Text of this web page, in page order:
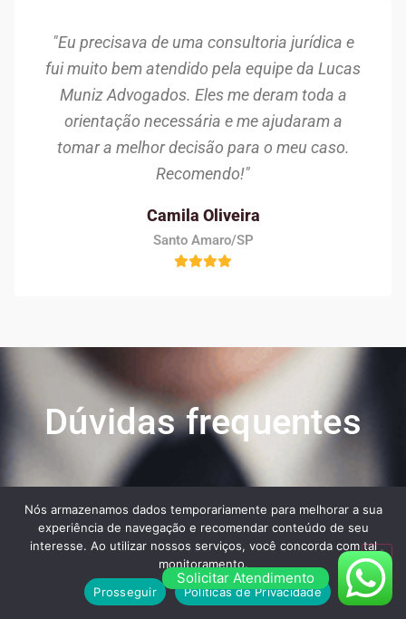
"Eu precisava de uma consultoria jurídica e
fui muito bem atendido pela equipe da Lucas
Muniz Advogados. Eles me deram toda a
orientação necessária e me ajudaram a
tomar a melhor decisão para o meu caso.
Recomendo!"
Camila Oliveira
Santo Amaro/SP
Dúvidas frequentes
clientes ao contratar os nossos serviços:
Solicitar Atendimento
Nós armazenamos dados temporariamente para melhorar a sua
experiência de navegação e recomendar conteúdo de seu
interesse. Ao utilizar nossos serviços, você concorda com tal
monitoramento.
Prosseguir
Políticas de Privacidade